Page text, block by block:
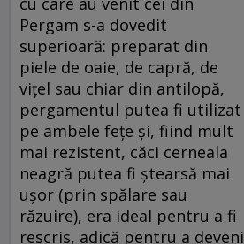
Pergam s-a dovedit
superioară: preparat din
piele de oaie, de capră, de
viţel sau chiar din antilopă,
pergamentul putea fi utilizat
pe ambele feţe şi, fiind mult
mai rezistent, căci cerneala
neagră putea fi ştearsă mai
uşor (prin spălare sau
răzuire), era ideal pentru a fi
rescris, adică pentru a deveni